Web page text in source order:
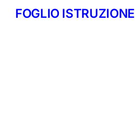
FOGLIO ISTRUZIONE